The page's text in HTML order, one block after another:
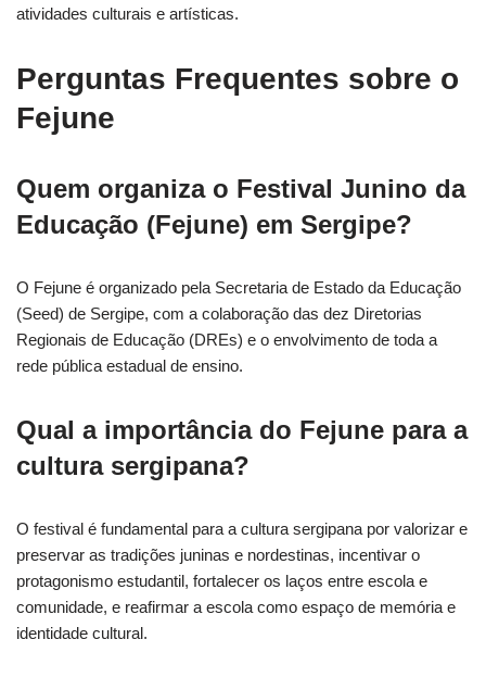
atividades culturais e artísticas.
Perguntas Frequentes sobre o
Fejune
Quem organiza o Festival Junino da
Educação (Fejune) em Sergipe?
O Fejune é organizado pela Secretaria de Estado da Educação
(Seed) de Sergipe, com a colaboração das dez Diretorias
Regionais de Educação (DREs) e o envolvimento de toda a
rede pública estadual de ensino.
Qual a importância do Fejune para a
cultura sergipana?
O festival é fundamental para a cultura sergipana por valorizar e
preservar as tradições juninas e nordestinas, incentivar o
protagonismo estudantil, fortalecer os laços entre escola e
comunidade, e reafirmar a escola como espaço de memória e
identidade cultural.